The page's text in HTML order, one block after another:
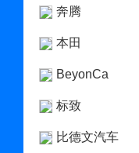
奔腾
本田
BeyonCa
标致
比德文汽车